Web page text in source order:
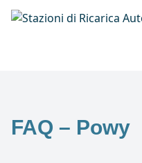
FAQ – Powy